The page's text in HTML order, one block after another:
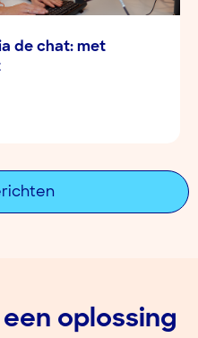
de chat: met
oplossing